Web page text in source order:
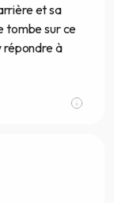
et sa
tombe sur ce
répondre à